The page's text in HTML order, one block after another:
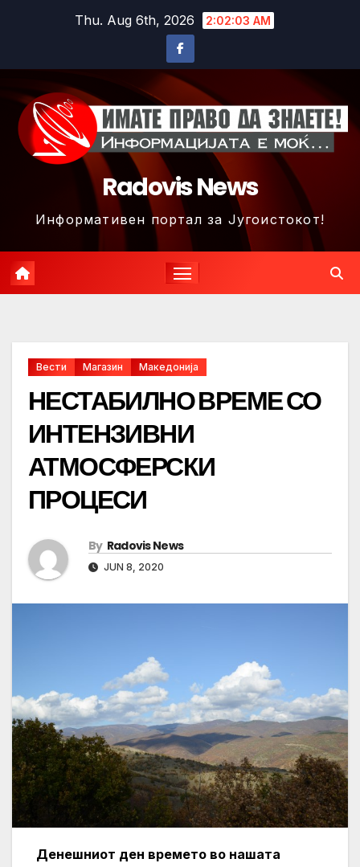
Thu. Aug 6th, 2026 2:02:06 AM
Radovis News
Информативен портал за Југоистокот!
Вести Магазин Македонија
НЕСТАБИЛНО ВРЕМЕ СО
ИНТЕНЗИВНИ
АТМОСФЕРСКИ
ПРОЦЕСИ
By Radovis News
JUN 8, 2020
Денешниот ден времето во нашата